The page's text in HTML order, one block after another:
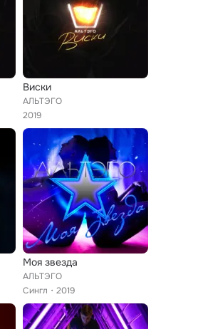
Виски
АЛЬТЭГО
2019
Моя звезда
АЛЬТЭГО
Сингл
2019